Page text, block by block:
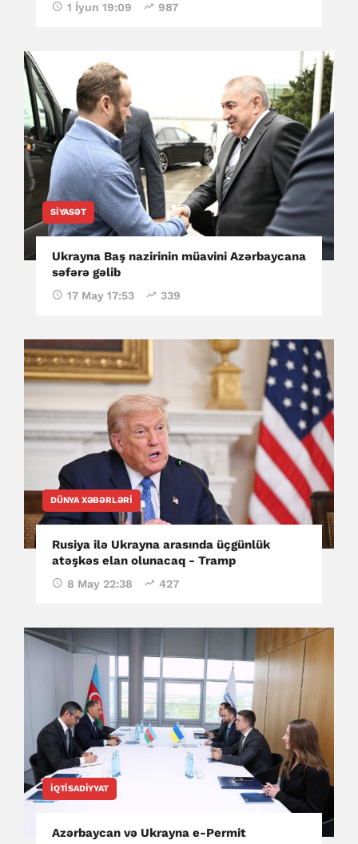
1 İyun 19:09 987
SIYASƏT
Ukrayna Baş nazirinin müavini Azərbaycana
səfərə gəlib
17 May 17:53 339
DÜNYA XƏBƏRLƏRI
Rusiya ilə Ukrayna arasında üçgünlük
atəşkəs elan olunacaq - Tramp
8 May 22:38 427
İQTISADIYYAT
Azərbaycan və Ukrayna e-Permit